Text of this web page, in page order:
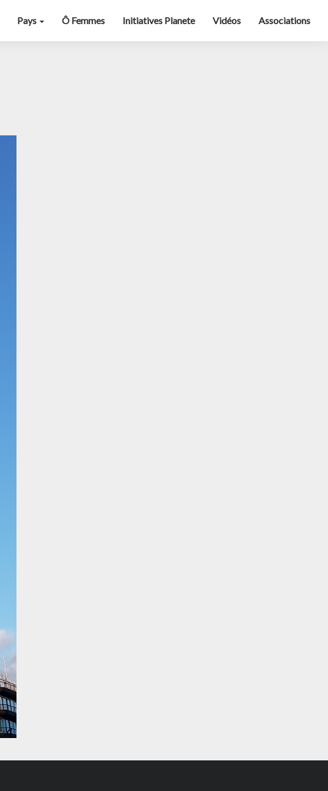
Pays Ô Femmes Initiatives Planete Vidéos Associations